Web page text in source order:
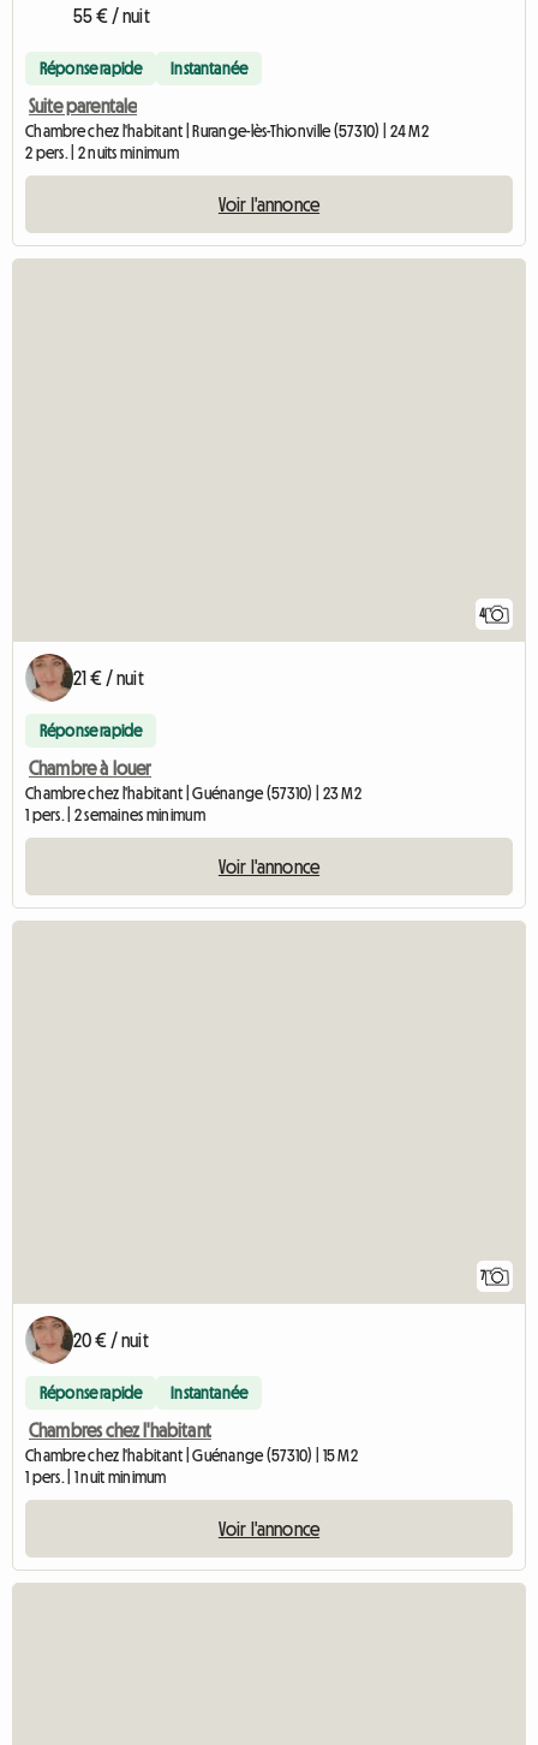
55 € / nuit
Réponse rapide Instantanée
Suite parentale
Chambre chez l'habitant | Rurange-lès-Thionville (57310) | 24 M2
2 pers. | 2 nuits minimum
Voir l'annonce
4
21 € / nuit
Réponse rapide
Chambre à louer
Chambre chez l'habitant | Guénange (57310) | 23 M2
1 pers. | 2 semaines minimum
Voir l'annonce
7
20 € / nuit
Réponse rapide Instantanée
Chambres chez l'habitant
Chambre chez l'habitant | Guénange (57310) | 15 M2
1 pers. | 1 nuit minimum
Voir l'annonce